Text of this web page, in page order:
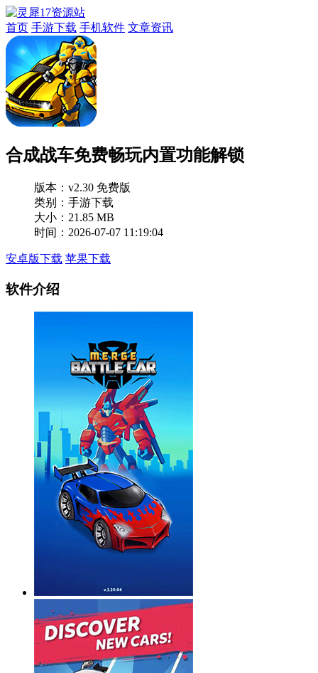
首页 手游下载 手机软件 文章资讯
合成战车免费畅玩内置功能解锁
版本： v2.30 免费版
类别：手游下载
大小：21.85 MB
时间：2026-07-07 11:19:04
安卓版下载 苹果下载
软件介绍